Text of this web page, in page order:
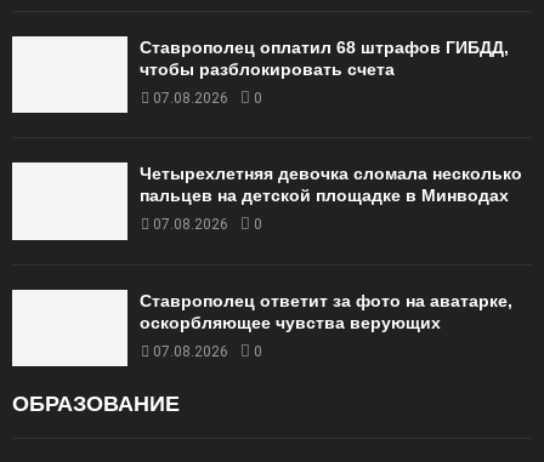
Ставрополец оплатил 68 штрафов ГИБДД,
чтобы разблокировать счета
07.08.2026 0
Четырехлетняя девочка сломала несколько
пальцев на детской площадке в Минводах
07.08.2026 0
Ставрополец ответит за фото на аватарке,
оскорбляющее чувства верующих
07.08.2026 0
ОБРАЗОВАНИЕ